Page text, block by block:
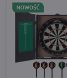
NOWOŚĆ